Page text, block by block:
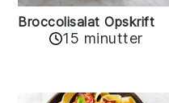
Broccolisalat Opskrift
15 minutter